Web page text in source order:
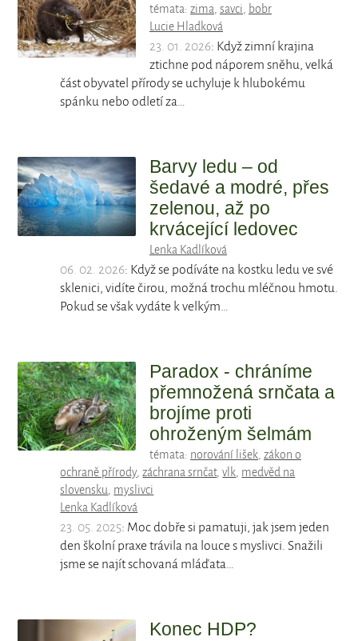
témata: zima, savci, bobr
Lucie Hladková
23. 01. 2026: Když zimní krajina
ztichne pod náporem sněhu, velká
část obyvatel přírody se uchyluje k hlubokému
spánku nebo odletí za…
Barvy ledu – od
šedavé a modré, přes
zelenou, až po
krvácející ledovec
Lenka Kadlíková
06. 02. 2026: Když se podíváte na kostku ledu ve své
sklenici, vidíte čirou, možná trochu mléčnou hmotu.
Pokud se však vydáte k velkým…
Paradox - chráníme
přemnožená srnčata a
brojíme proti
ohroženým šelmám
témata: norování lišek, zákon o
ochraně přírody,záchrana srnčat,vlk, medvěd na
slovensku, myslivci
Lenka Kadlíková
23. 05. 2025: Moc dobře si pamatuji, jak jsem jeden
den školní praxe trávila na louce s myslivci. Snažili
jsme se najít schovaná mláďata…
Konec HDP?